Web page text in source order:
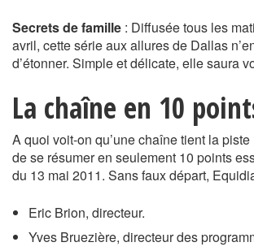
Secrets de famille : Diffusée tous les
avril, cette série aux allures de Dallas
d’étonner. Simple et délicate, elle saura
La chaîne en 10
A quoi voit-on qu’une chaîne tient la
de se résumer en seulement 10 points
du 13 mai 2011. Sans faux départ,
Eric Brion, directeur.
Yves Bruezière, directeur des